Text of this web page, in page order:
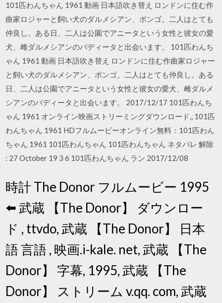
101匹わんちゃん 1961 動画 日本語吹き替え ロンドンに住む作
曲家ロジャーと飼い犬のダルメシアン、ポンゴ。二人はとても
仲良し。ある日、二人は公園でアニータという女性と彼女の愛
犬、雌ダルメシアンのパディータと出会います。 101匹わんち
ゃん 1961 動画 日本語吹き替え ロンドンに住む作曲家ロジャー
と飼い犬のダルメシアン、ポンゴ。二人はとても仲良し。ある
日、二人は公園でアニータという女性と彼女の愛犬、雌ダルメ
シアンのパディータと出会います。 2017/12/17 101匹わんち
ゃん 1961 オンライン映画ストリーミングダウンロード,, 101匹
わんちゃん 1961 HDフルムービーオンライン無料：101匹わん
ちゃん 1961 101匹わんちゃん 101匹わんちゃん ネタバレ 解除
: 27 October 19 3 6 101匹わんちゃん ラン 2017/12/08
時計 The Donor フルムービー 1995
⬅️ 武蔵 【The Donor】 ダウンロー
ド , ttvdo, 武蔵 【The Donor】 日本
語 言語 , 映画.i-kale. net, 武蔵 【The
Donor】 字幕, 1995, 武蔵 【The
Donor】 ストリーム v.qq. com, 武蔵